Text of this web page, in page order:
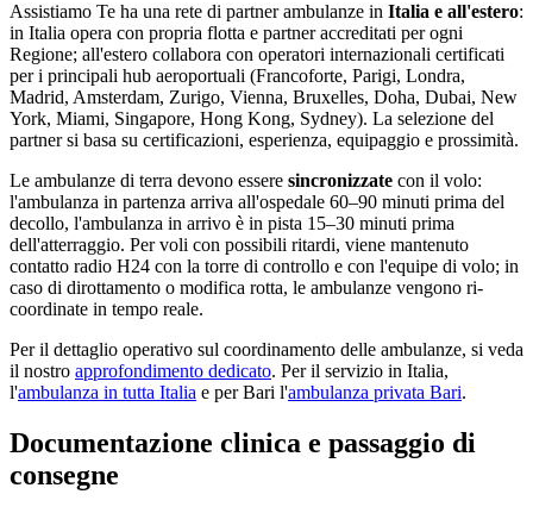
Assistiamo Te ha una rete di partner ambulanze in Italia e all'estero:
in Italia opera con propria flotta e partner accreditati per ogni
Regione; all'estero collabora con operatori internazionali certificati
per i principali hub aeroportuali (Francoforte, Parigi, Londra,
Madrid, Amsterdam, Zurigo, Vienna, Bruxelles, Doha, Dubai, New
York, Miami, Singapore, Hong Kong, Sydney). La selezione del
partner si basa su certificazioni, esperienza, equipaggio e prossimità.
Le ambulanze di terra devono essere sincronizzate con il volo:
l'ambulanza in partenza arriva all'ospedale 60–90 minuti prima del
decollo, l'ambulanza in arrivo è in pista 15–30 minuti prima
dell'atterraggio. Per voli con possibili ritardi, viene mantenuto
contatto radio H24 con la torre di controllo e con l'equipe di volo; in
caso di dirottamento o modifica rotta, le ambulanze vengono ri-
coordinate in tempo reale.
Per il dettaglio operativo sul coordinamento delle ambulanze, si veda
il nostro approfondimento dedicato. Per il servizio in Italia,
l'ambulanza in tutta Italia e per Bari l'ambulanza privata Bari.
Documentazione clinica e passaggio di
consegne